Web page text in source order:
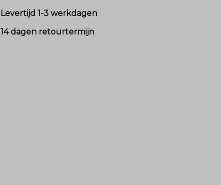
Levertijd 1-3 werkdagen
14 dagen retourtermijn